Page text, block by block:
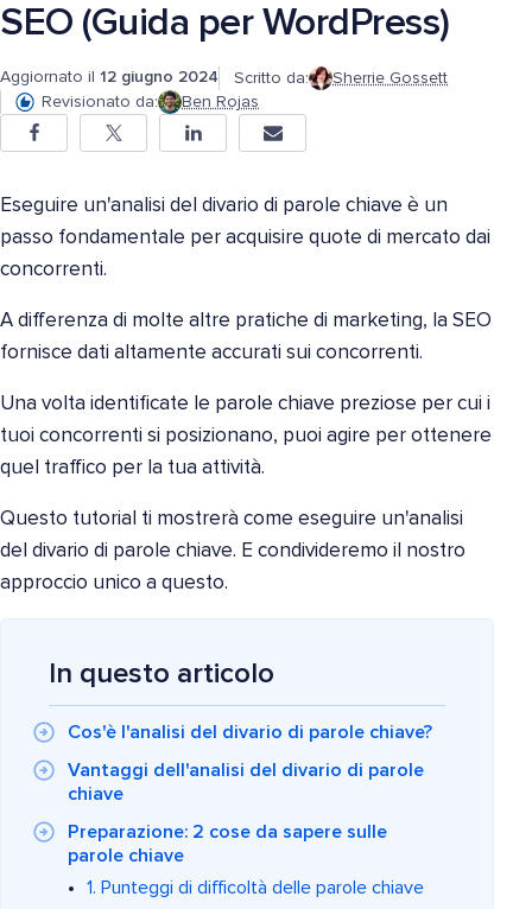
SEO (Guida per WordPress)
Aggiornato il 12 giugno 2024 Scritto da:
Sherrie Gossett
Revisionato da:
Ben Rojas
Eseguire un'analisi del divario di parole chiave è un
passo fondamentale per acquisire quote di mercato dai
concorrenti.
A differenza di molte altre pratiche di marketing, la SEO
fornisce dati altamente accurati sui concorrenti.
Una volta identificate le parole chiave preziose per cui i
tuoi concorrenti si posizionano, puoi agire per ottenere
quel traffico per la tua attività.
Questo tutorial ti mostrerà come eseguire un'analisi
del divario di parole chiave. E condivideremo il nostro
approccio unico a questo.
In questo articolo
Cos'è l'analisi del divario di parole chiave?
Vantaggi dell'analisi del divario di parole
chiave
Preparazione: 2 cose da sapere sulle
parole chiave
1. Punteggi di difficoltà delle parole chiave